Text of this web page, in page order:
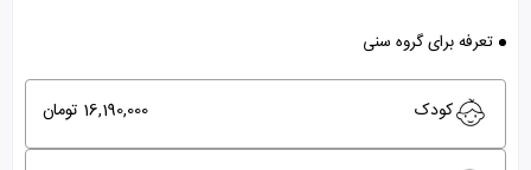
تعرفه برای گروه سنی
کودک 16,190,000 تومان